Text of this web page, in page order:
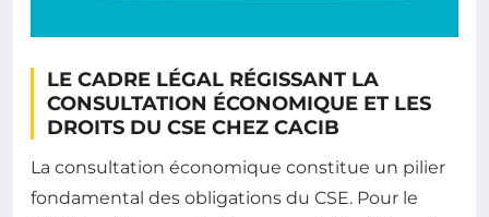
LE CADRE LÉGAL RÉGISSANT LA
CONSULTATION ÉCONOMIQUE ET LES
DROITS DU CSE CHEZ CACIB
La consultation économique constitue un pilier
fondamental des obligations du CSE. Pour le